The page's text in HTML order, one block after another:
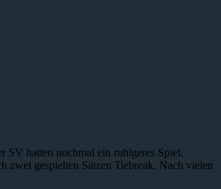
SV hatten nochmal ein ruhigeres Spiel.
zwei gespielten Sätzen Tiebreak. Nach vielen